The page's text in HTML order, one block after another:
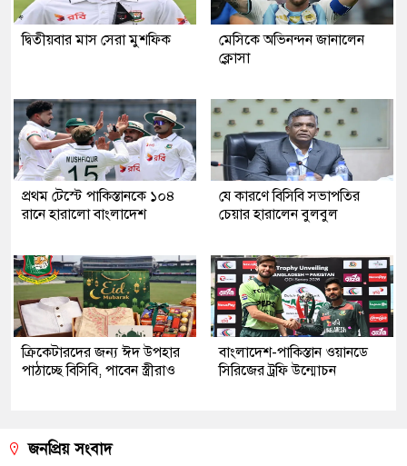
দ্বিতীয়বার মাস সেরা মুশফিক
মেসিকে অভিনন্দন জানালেন
ক্লোসা
প্রথম টেস্টে পাকিস্তানকে ১০৪
রানে হারালো বাংলাদেশ
যে কারণে বিসিবি সভাপতির
চেয়ার হারালেন বুলবুল
ক্রিকেটারদের জন্য ঈদ উপহার
পাঠাচ্ছে বিসিবি, পাবেন স্ত্রীরাও
বাংলাদেশ-পাকিস্তান ওয়ানডে
সিরিজের ট্রফি উন্মোচন
জনপ্রিয় সংবাদ